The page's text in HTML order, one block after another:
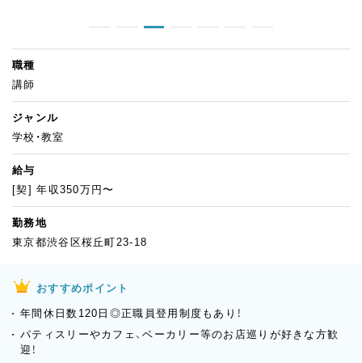
職種
講師
ジャンル
学校・教室
給与
[契] 年収350万円〜
勤務地
東京都渋谷区桜丘町23-18
おすすめポイント
年間休日数120日◎正職員登用制度もあり！
パティスリーやカフェ、ベーカリー等のお店巡りが好きな方歓
迎！